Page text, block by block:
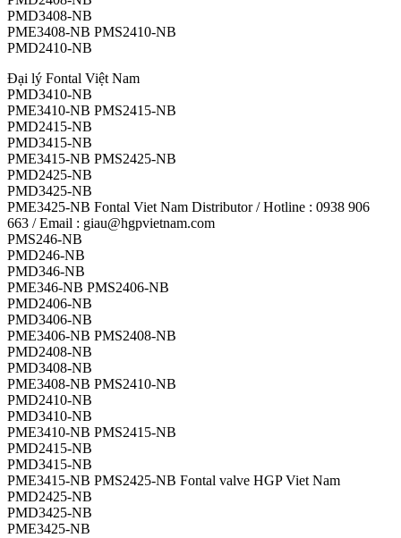
PMD3408-NB
PME3408-NB PMS2410-NB
PMD2410-NB
Đại lý Fontal Việt Nam
PMD3410-NB
PME3410-NB PMS2415-NB
PMD2415-NB
PMD3415-NB
PME3415-NB PMS2425-NB
PMD2425-NB
PMD3425-NB
PME3425-NB Fontal Viet Nam Distributor / Hotline : 0938 906
663 / Email : giau@hgpvietnam.com
PMS246-NB
PMD246-NB
PMD346-NB
PME346-NB PMS2406-NB
PMD2406-NB
PMD3406-NB
PME3406-NB PMS2408-NB
PMD2408-NB
PMD3408-NB
PME3408-NB PMS2410-NB
PMD2410-NB
PMD3410-NB
PME3410-NB PMS2415-NB
PMD2415-NB
PMD3415-NB
PME3415-NB PMS2425-NB Fontal valve HGP Viet Nam
PMD2425-NB
PMD3425-NB
PME3425-NB